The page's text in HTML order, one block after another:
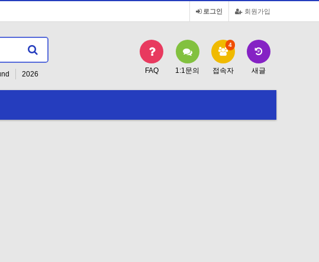
회원가입
로그인
2026
FAQ 1:1문의 접속자
4
새글